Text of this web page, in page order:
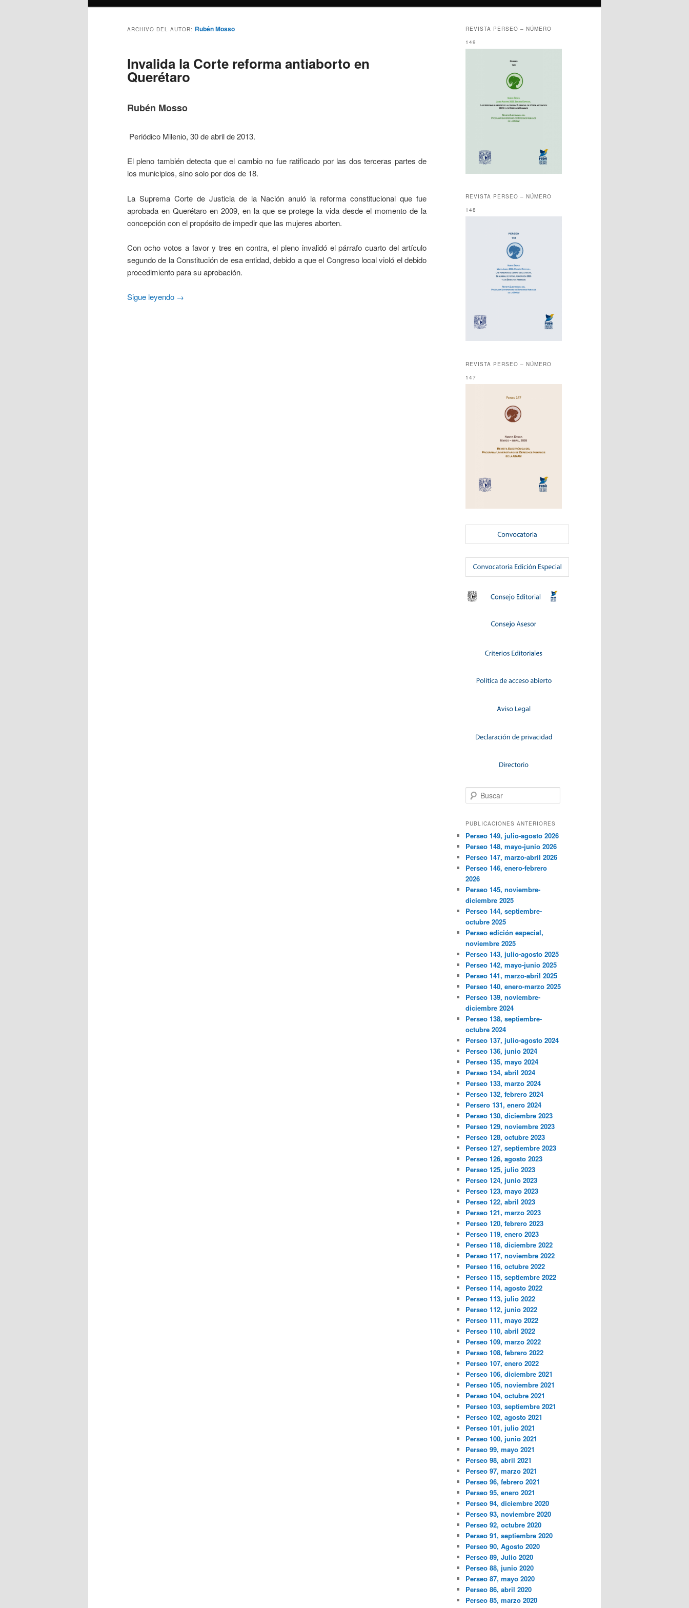
ARCHIVO DEL AUTOR: Rubén Mosso
Invalida la Corte reforma antiaborto en
Querétaro
Rubén Mosso
Periódico Milenio, 30 de abril de 2013.
El pleno también detecta que el cambio no fue ratificado por las dos terceras partes de
los municipios, sino solo por dos de 18.
La Suprema Corte de Justicia de la Nación anuló la reforma constitucional que fue
aprobada en Querétaro en 2009, en la que se protege la vida desde el momento de la
concepción con el propósito de impedir que las mujeres aborten.
Con ocho votos a favor y tres en contra, el pleno invalidó el párrafo cuarto del artículo
segundo de la Constitución de esa entidad, debido a que el Congreso local violó el debido
procedimiento para su aprobación.
Sigue leyendo →
REVISTA PERSEO – NÚMERO
149
REVISTA PERSEO – NÚMERO
148
REVISTA PERSEO – NÚMERO
147
Buscar
PUBLICACIONES ANTERIORES
Perseo 149, julio-agosto 2026
Perseo 148, mayo-junio 2026
Perseo 147, marzo-abril 2026
Perseo 146, enero-febrero
2026
Perseo 145, noviembre-
diciembre 2025
Perseo 144, septiembre-
octubre 2025
Perseo edición especial,
noviembre 2025
Perseo 143, julio-agosto 2025
Perseo 142, mayo-junio 2025
Perseo 141, marzo-abril 2025
Perseo 140, enero-marzo 2025
Perseo 139, noviembre-
diciembre 2024
Perseo 138, septiembre-
octubre 2024
Perseo 137, julio-agosto 2024
Perseo 136, junio 2024
Perseo 135, mayo 2024
Perseo 134, abril 2024
Perseo 133, marzo 2024
Perseo 132, febrero 2024
Persero 131, enero 2024
Perseo 130, diciembre 2023
Perseo 129, noviembre 2023
Perseo 128, octubre 2023
Perseo 127, septiembre 2023
Perseo 126, agosto 2023
Perseo 125, julio 2023
Perseo 124, junio 2023
Perseo 123, mayo 2023
Perseo 122, abril 2023
Perseo 121, marzo 2023
Perseo 120, febrero 2023
Perseo 119, enero 2023
Perseo 118, diciembre 2022
Perseo 117, noviembre 2022
Perseo 116, octubre 2022
Perseo 115, septiembre 2022
Perseo 114, agosto 2022
Perseo 113, julio 2022
Perseo 112, junio 2022
Perseo 111, mayo 2022
Perseo 110, abril 2022
Perseo 109, marzo 2022
Perseo 108, febrero 2022
Perseo 107, enero 2022
Perseo 106, diciembre 2021
Perseo 105, noviembre 2021
Perseo 104, octubre 2021
Perseo 103, septiembre 2021
Perseo 102, agosto 2021
Perseo 101, julio 2021
Perseo 100, junio 2021
Perseo 99, mayo 2021
Perseo 98, abril 2021
Perseo 97, marzo 2021
Perseo 96, febrero 2021
Perseo 95, enero 2021
Perseo 94, diciembre 2020
Perseo 93, noviembre 2020
Perseo 92, octubre 2020
Perseo 91, septiembre 2020
Perseo 90, Agosto 2020
Perseo 89, Julio 2020
Perseo 88, junio 2020
Perseo 87, mayo 2020
Perseo 86, abril 2020
Perseo 85, marzo 2020